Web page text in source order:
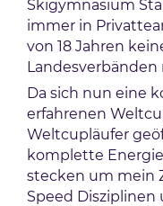
Skigymnasium
immer in
von 18 Jahren
Da sich nun eine
erfahrenen
Weltcupläufer
komplette
stecken um mein
Speed Disziplinen